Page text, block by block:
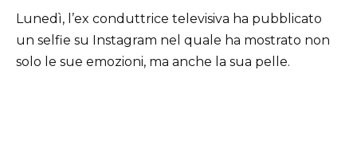
Lunedì, l’ex conduttrice televisiva ha pubblicato
un selfie su Instagram nel quale ha mostrato non
solo le sue emozioni, ma anche la sua pelle.